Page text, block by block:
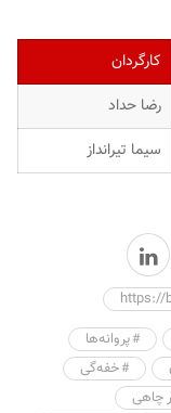
کارگردان
رضا حداد
سیما تیرانداز
https://
پروانه‌ها
خفه‌گی
چاهی